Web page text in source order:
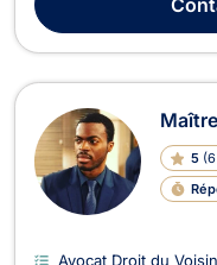
aux baux et aux
5 (
Avocat Droit du